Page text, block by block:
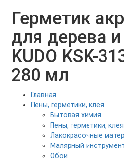
Герметик
для дерева и
KUDO KSK-
280 мл
Главная
Пены, герметики, клея
Бытовая химия
Пены, герметики, клея
Лакокрасочные
Малярный
Обои